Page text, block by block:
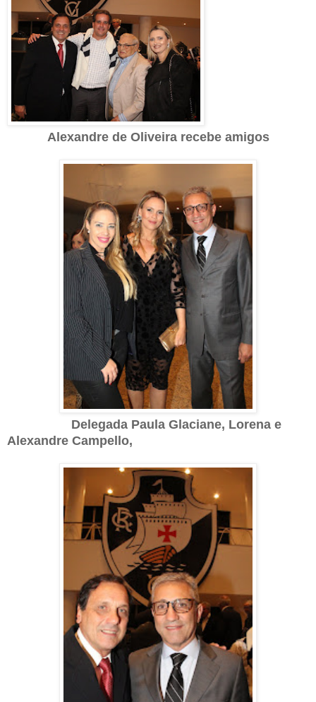
Alexandre de Oliveira recebe amigos
Delegada Paula Glaciane, Lorena e
Alexandre Campello,